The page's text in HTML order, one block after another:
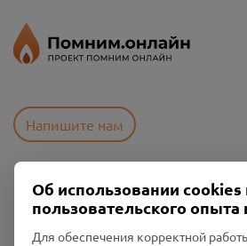
Напишите нам
Пользовательское соглашение
Политика конфиденциальности
Промо-материалы
Об использовании
пользовательского опыта
Для обеспечения корректной